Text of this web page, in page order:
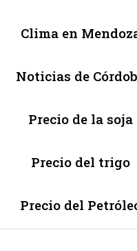
Clima en
Noticias de
Precio de la soja
Precio del trigo
Precio del